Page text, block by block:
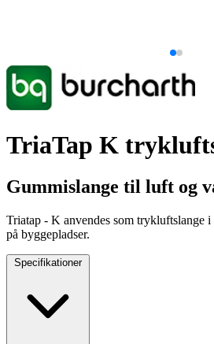
TriaTap K
Gummislange til luft og
Triatap - K anvendes som trykluftslange
på byggepladser.
Specifikationer